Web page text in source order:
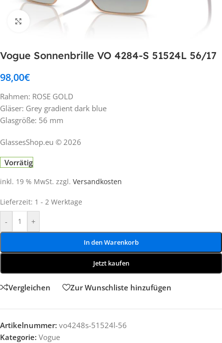
Klick zum Vergrößern
Vogue Sonnenbrille VO 4284-S 51524L 56/17
98,00€
Rahmen: ROSE GOLD
Gläser: Grey gradient dark blue
Glasgröße: 56 mm
GlassesShop.eu © 2026
Vorrätig
inkl. 19 % MwSt. zzgl. Versandkosten
Lieferzeit: 1 - 2 Werktage
- +
In den Warenkorb
Jetzt kaufen
Vergleichen Zur Wunschliste hinzufügen
Artikelnummer: vo4248s-51524l-56
Kategorie: Vogue